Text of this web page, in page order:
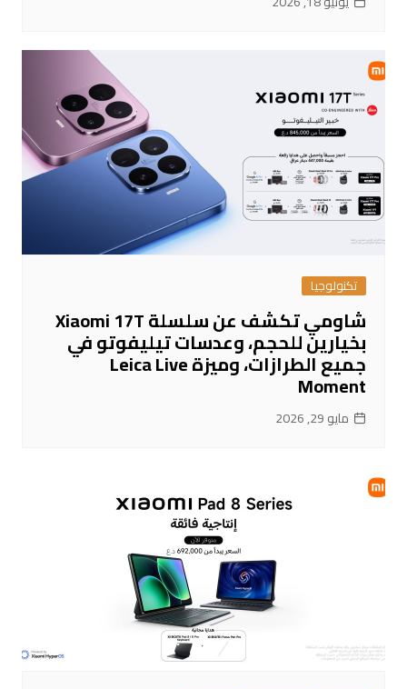
تكنولوجيا
شاومي تكشف عن سلسلة Xiaomi 17T
بخيارين للحجم، وعدسات تيليفوتو في
جميع الطرازات، وميزة Leica Live
Moment
مايو 29, 2026